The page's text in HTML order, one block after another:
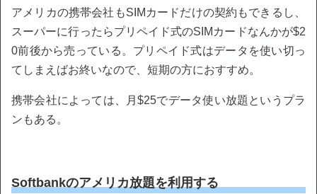
アメリカの携帯会社もSIMカードだけの契約もできるし、
スーパーに行ったらプリペイド式のSIMカードなんかが$2
0前後から売っている。プリペイド式はデータを使い切っ
てしまえばお終いなので、短期の方におすすめ。
携帯会社によっては、月$25でデータ使い放題というプラ
ンもある。
Softbankのアメリカ放題を利用する